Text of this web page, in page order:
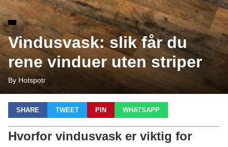
Vindusvask: slik får du
rene vinduer uten striper
By Hotspotr
SHARE TWEET PIN WHATSAPP
Hvorfor vindusvask er viktig for